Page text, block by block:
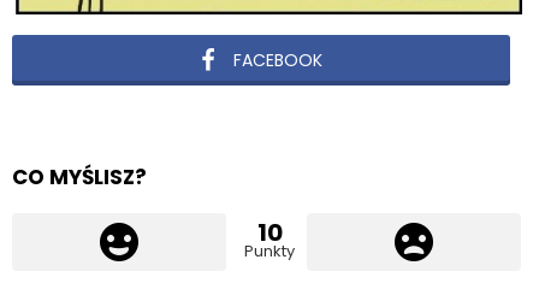
FACEBOOK
CO MYŚLISZ?
10
Punkty